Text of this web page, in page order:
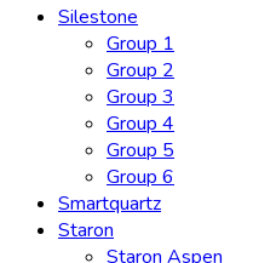
Silestone
Group 1
Group 2
Group 3
Group 4
Group 5
Group 6
Smartquartz
Staron
Staron Aspen